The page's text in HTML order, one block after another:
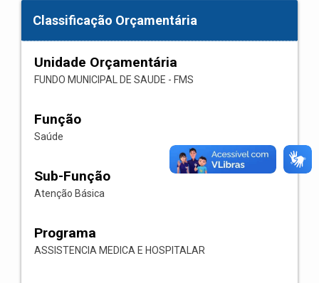
Classificação Orçamentária
Unidade Orçamentária
FUNDO MUNICIPAL DE SAUDE - FMS
Função
Saúde
Sub-Função
Atenção Básica
Programa
ASSISTENCIA MEDICA E HOSPITALAR